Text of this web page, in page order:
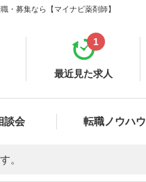
募集なら【マイナビ薬剤師】
最近見た求人
1
談会 転職ノウハウ
。